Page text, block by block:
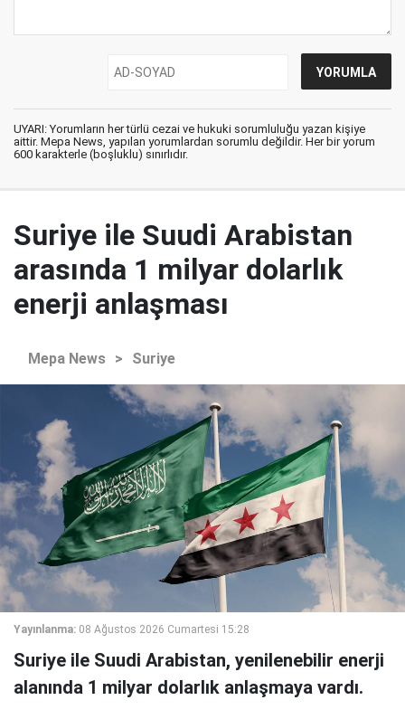
UYARI: Yorumların her türlü cezai ve hukuki sorumluluğu yazan kişiye
aittir. Mepa News, yapılan yorumlardan sorumlu değildir. Her bir yorum
600 karakterle (boşluklu) sınırlıdır.
Suriye ile Suudi Arabistan
arasında 1 milyar dolarlık
enerji anlaşması
Mepa News > Suriye
Yayınlanma: 08 Ağustos 2026 Cumartesi 15:28
Suriye ile Suudi Arabistan, yenilenebilir enerji
alanında 1 milyar dolarlık anlaşmaya vardı.